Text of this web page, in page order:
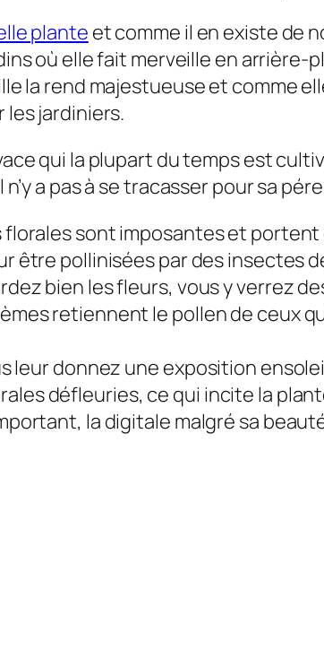
planteet comme il en existe de
où elle fait merveille en arrière-
la rend majestueuse et comme
les jardiniers.
qui la plupart du temps est
n’y a pas à se tracasser pour sa
florales sont imposantes et
être pollinisées par des insectes
bien les fleurs, vous y verrez
retiennent le pollen de ceux
leur donnez une exposition
défleuries, ce qui incite la
la digitale malgré sa